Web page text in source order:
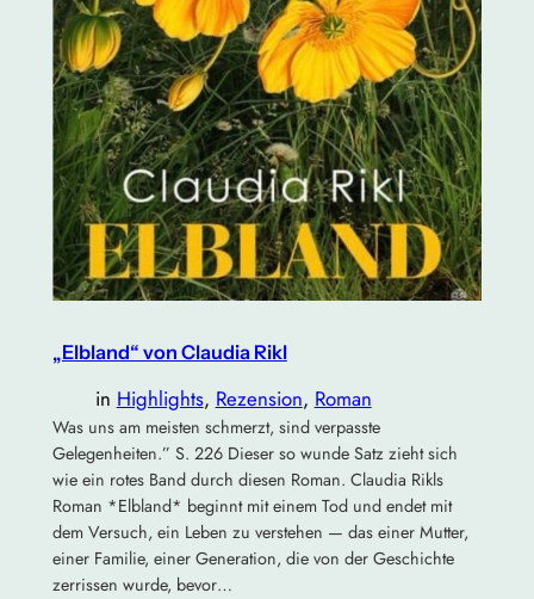
„Elbland“ von Claudia Rikl
in Highlights, Rezension, Roman
Was uns am meisten schmerzt, sind verpasste
Gelegenheiten.” S. 226 Dieser so wunde Satz zieht sich
wie ein rotes Band durch diesen Roman. Claudia Rikls
Roman *Elbland* beginnt mit einem Tod und endet mit
dem Versuch, ein Leben zu verstehen — das einer Mutter,
einer Familie, einer Generation, die von der Geschichte
zerrissen wurde, bevor…